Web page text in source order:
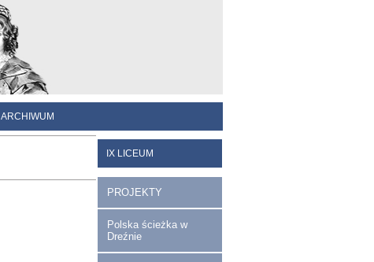
ARCHIWUM
IX LICEUM
PROJEKTY
Polska ścieżka w
Dreźnie